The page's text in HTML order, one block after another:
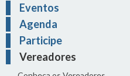
Eventos
Agenda
Participe
Vereadores